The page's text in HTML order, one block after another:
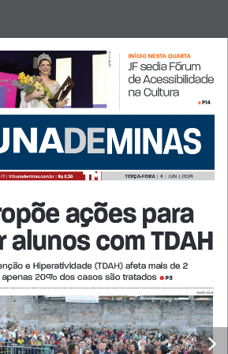
Menu
• Built with GeneratePress
ações para
com TDAH
e Hiperatividade (TDAH) afeta mais de 2
20% dos casos são tratados
• P3
|
tribunademinas.com.br
  |
R$ 2,50 TERÇA-FEIRA
  |  4
  |
  JUN  |  2024
JF sedia Fórum
de Acessibilidade
na Cultura
INÍCIO NESTA QUARTA
• P14
DIVULGAÇÃO
FELIPE COURI